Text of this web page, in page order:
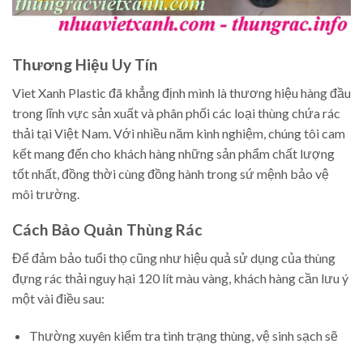
Thương Hiệu Uy Tín
Viet Xanh Plastic đã khẳng định mình là thương hiệu hàng đầu
trong lĩnh vực sản xuất và phân phối các loại thùng chứa rác
thải tại Việt Nam. Với nhiều năm kinh nghiệm, chúng tôi cam
kết mang đến cho khách hàng những sản phẩm chất lượng
tốt nhất, đồng thời cùng đồng hành trong sứ mệnh bảo vệ
môi trường.
Cách Bảo Quản Thùng Rác
Để đảm bảo tuổi thọ cũng như hiệu quả sử dụng của thùng
đựng rác thải nguy hại 120 lít màu vàng, khách hàng cần lưu ý
một vài điều sau:
Thường xuyên kiểm tra tình trạng thùng, vệ sinh sạch sẽ